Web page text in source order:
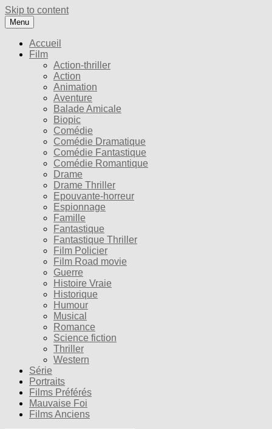
Skip to content
Menu
Accueil
Film
Action-thriller
Action
Animation
Aventure
Balade Amicale
Biopic
Comédie
Comédie Dramatique
Comédie Fantastique
Comédie Romantique
Drame
Drame Thriller
Epouvante-horreur
Espionnage
Famille
Fantastique
Fantastique Thriller
Film Policier
Film Road movie
Guerre
Histoire Vraie
Historique
Humour
Musical
Romance
Science fiction
Thriller
Western
Série
Portraits
Films Préférés
Mauvaise Foi
Films Anciens